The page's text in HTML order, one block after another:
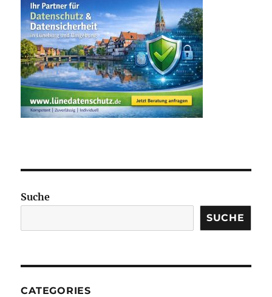
Suche
SUCHE
CATEGORIES